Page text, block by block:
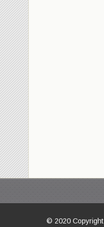
© 2020 Copyright